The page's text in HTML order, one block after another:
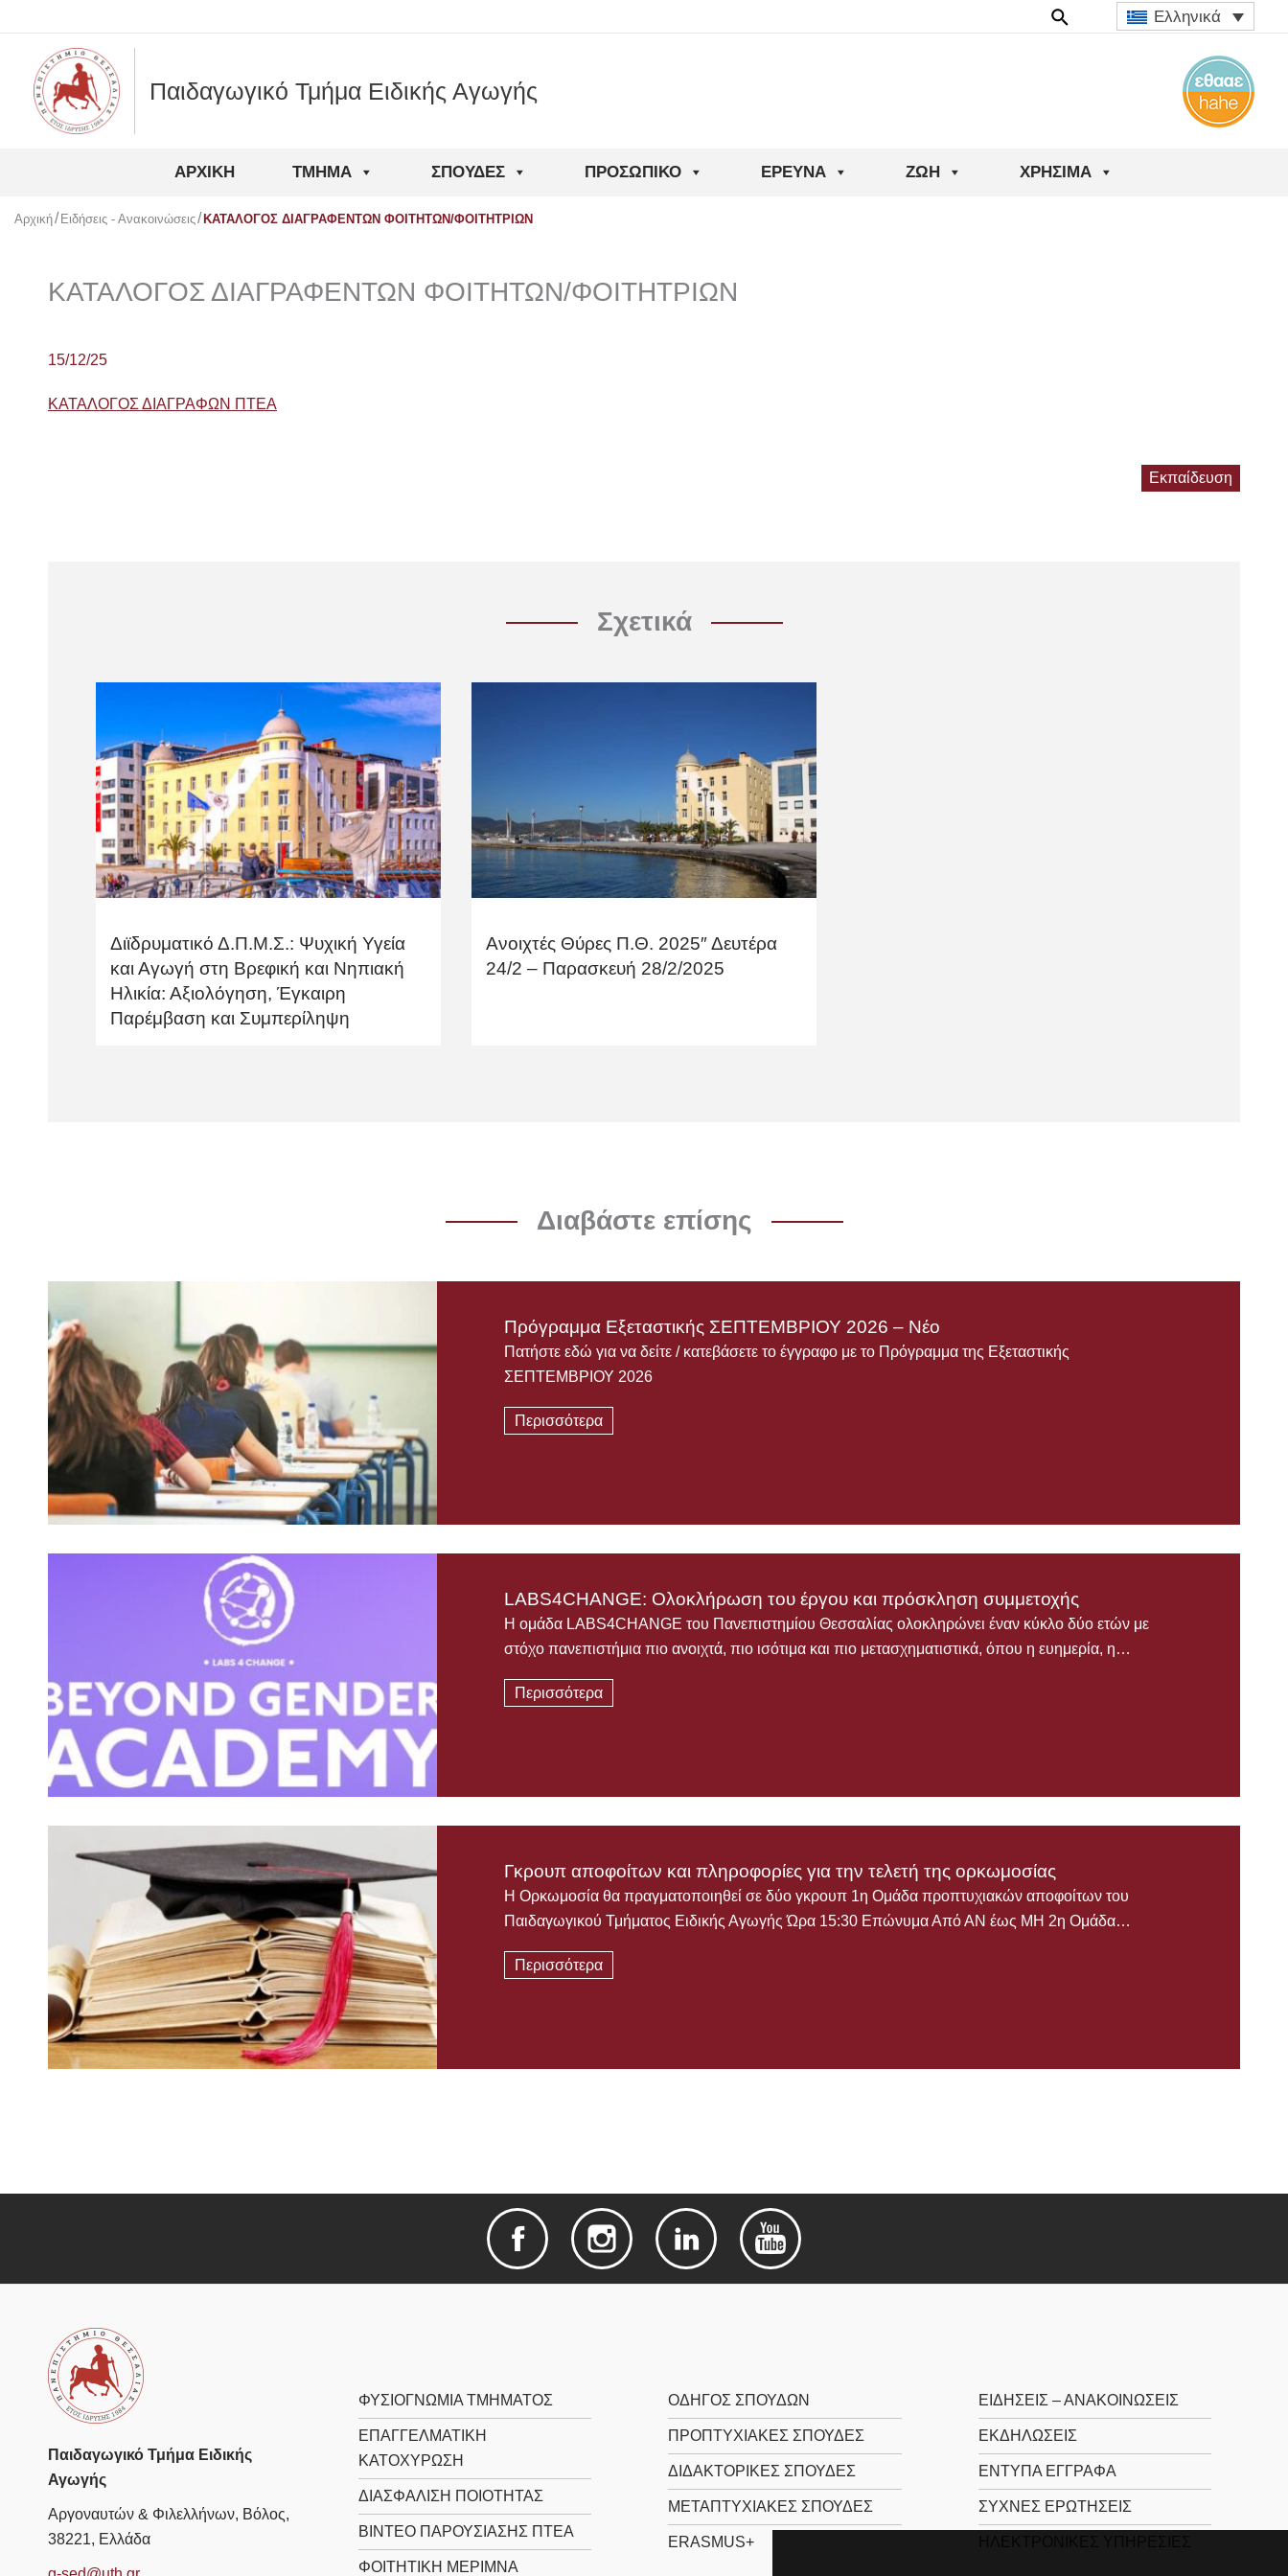
περιεχόμενο
Ελληνικά
Παιδαγωγικό Τμήμα Ειδικής Αγωγής
ΑΡΧΙΚΉ ΤΜΉΜΑ ΣΠΟΥΔΈΣ ΠΡΟΣΩΠΙΚΌ ΈΡΕΥΝΑ ΖΩΉ ΧΡΉΣΙΜΑ
Αρχική Ειδήσεις - Ανακοινώσεις ΚΑΤΑΛΟΓΟΣ ΔΙΑΓΡΑΦΕΝΤΩΝ ΦΟΙΤΗΤΩΝ/ΦΟΙΤΗΤΡΙΩΝ
ΚΑΤΑΛΟΓΟΣ ΔΙΑΓΡΑΦΕΝΤΩΝ ΦΟΙΤΗΤΩΝ/ΦΟΙΤΗΤΡΙΩΝ
15/12/25
ΚΑΤΑΛΟΓΟΣ ΔΙΑΓΡΑΦΩΝ ΠΤΕΑ
Εκπαίδευση
Σχετικά
Διϊδρυματικό Δ.Π.Μ.Σ.: Ψυχική Υγεία
και Αγωγή στη Βρεφική και Νηπιακή
Ηλικία: Αξιολόγηση, Έγκαιρη
Παρέμβαση και Συμπερίληψη
Ανοιχτές Θύρες Π.Θ. 2025″ Δευτέρα
24/2 – Παρασκευή 28/2/2025
Διαβάστε επίσης
Πρόγραμμα Εξεταστικής ΣΕΠΤΕΜΒΡΙΟΥ 2026 – Νέο
Πατήστε εδώ για να δείτε / κατεβάσετε το έγγραφο με το Πρόγραμμα της Εξεταστικής
ΣΕΠΤΕΜΒΡΙΟΥ 2026
Περισσότερα
LABS4CHANGE: Ολοκλήρωση του έργου και πρόσκληση συμμετοχής
Η ομάδα LABS4CHANGE του Πανεπιστημίου Θεσσαλίας ολοκληρώνει έναν κύκλο δύο ετών με
στόχο πανεπιστήμια πιο ανοιχτά, πιο ισότιμα και πιο μετασχηματιστικά, όπου η ευημερία, η…
Περισσότερα
Γκρουπ αποφοίτων και πληροφορίες για την τελετή της ορκωμοσίας
Η Ορκωμοσία θα πραγματοποιηθεί σε δύο γκρουπ 1η Ομάδα προπτυχιακών αποφοίτων του
Παιδαγωγικού Τμήματος Ειδικής Αγωγής Ώρα 15:30 Επώνυμα Από ΑΝ έως ΜΗ 2η Ομάδα…
Περισσότερα
Παιδαγωγικό Τμήμα Ειδικής
Αγωγής
Αργοναυτών & Φιλελλήνων, Βόλος,
38221, Ελλάδα
ΦΥΣΙΟΓΝΩΜΊΑ ΤΜΉΜΑΤΟΣ
ΕΠΑΓΓΕΛΜΑΤΙΚΉ
ΚΑΤΟΧΎΡΩΣΗ
ΔΙΑΣΦΆΛΙΣΗ ΠΟΙΌΤΗΤΑΣ
ΒΊΝΤΕΟ ΠΑΡΟΥΣΊΑΣΗΣ ΠΤΕΑ
ΦΟΙΤΗΤΙΚΉ ΜΈΡΙΜΝΑ
ΟΔΗΓΌΣ ΣΠΟΥΔΏΝ
ΠΡΟΠΤΥΧΙΑΚΈΣ ΣΠΟΥΔΈΣ
ΔΙΔΑΚΤΟΡΙΚΈΣ ΣΠΟΥΔΈΣ
ΜΕΤΑΠΤΥΧΙΑΚΈΣ ΣΠΟΥΔΈΣ
ERASMUS+
ΕΙΔΉΣΕΙΣ – ΑΝΑΚΟΙΝΏΣΕΙΣ
ΕΚΔΗΛΏΣΕΙΣ
ΈΝΤΥΠΑ ΈΓΓΡΑΦΑ
ΣΥΧΝΈΣ ΕΡΩΤΉΣΕΙΣ